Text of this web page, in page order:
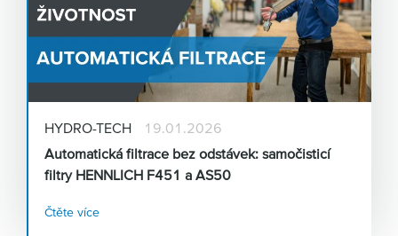
HYDRO-TECH
19.01.2026
Automatická filtrace bez odstávek: samočisticí
filtry HENNLICH F451 a AS50
Čtěte více